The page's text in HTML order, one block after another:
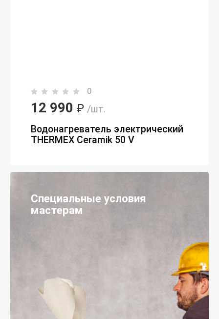
0
12 990 ₽ /шт.
Водонагреватель электрический
THERMEX Ceramik 50 V
Специальные условия
мастерам